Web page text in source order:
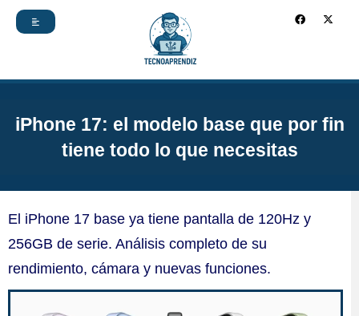
F
a
-
iPhone 17: el modelo base que por fin
tiene todo lo que necesitas
El iPhone 17 base ya tiene pantalla de 120Hz y
256GB de serie. Análisis completo de su
rendimiento, cámara y nuevas funciones.